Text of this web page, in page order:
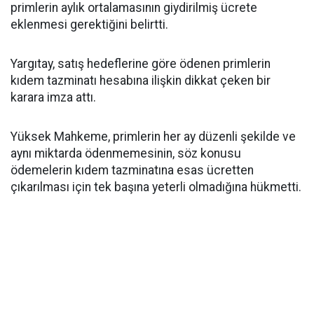
primlerin aylık ortalamasının giydirilmiş ücrete
eklenmesi gerektiğini belirtti.
Yargıtay, satış hedeflerine göre ödenen primlerin
kıdem tazminatı hesabına ilişkin dikkat çeken bir
karara imza attı.
Yüksek Mahkeme, primlerin her ay düzenli şekilde ve
aynı miktarda ödenmemesinin, söz konusu
ödemelerin kıdem tazminatına esas ücretten
çıkarılması için tek başına yeterli olmadığına hükmetti.